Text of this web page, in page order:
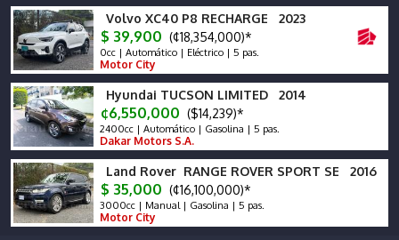
Volvo XC40 P8 RECHARGE 2023
$ 39,900 (¢18,354,000)*
0cc | Automático | Eléctrico | 5 pas.
Motor City
Hyundai TUCSON LIMITED 2014
¢6,550,000 ($14,239)*
2400cc | Automático | Gasolina | 5 pas.
Dakar Motors S.A.
Land Rover RANGE ROVER SPORT SE 2016
$ 35,000 (¢16,100,000)*
3000cc | Manual | Gasolina | 5 pas.
Motor City